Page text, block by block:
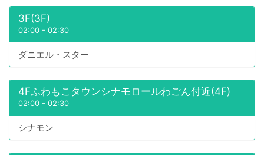
3F(3F)
02:00 - 02:30
ダニエル・スター
4Fふわもこタウンシナモロールわごん付近(4F)
02:00 - 02:30
シナモン